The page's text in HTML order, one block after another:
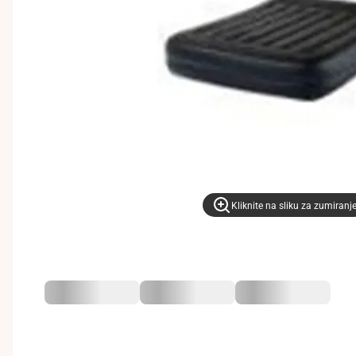
Kliknite na sliku za zumiranje